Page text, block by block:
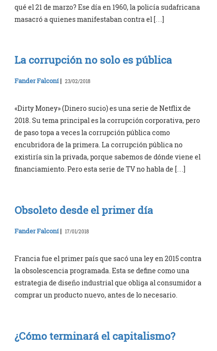
qué el 21 de marzo? Ese día en 1960, la policía sudafricana
masacró a quienes manifestaban contra el […]
La corrupción no solo es pública
Fander Falconí| 23/02/2018
«Dirty Money» (Dinero sucio) es una serie de Netflix de
2018. Su tema principal es la corrupción corporativa, pero
de paso topa a veces la corrupción pública como
encubridora de la primera. La corrupción pública no
existiría sin la privada, porque sabemos de dónde viene el
financiamiento. Pero esta serie de TV no habla de […]
Obsoleto desde el primer día
Fander Falconí| 17/01/2018
Francia fue el primer país que sacó una ley en 2015 contra
la obsolescencia programada. Esta se define como una
estrategia de diseño industrial que obliga al consumidor a
comprar un producto nuevo, antes de lo necesario.
¿Cómo terminará el capitalismo?